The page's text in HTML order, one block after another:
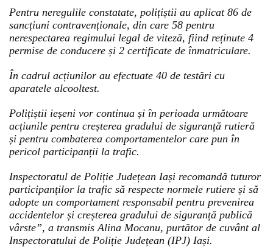
Pentru neregulile constatate, polițiștii au aplicat 86 de
sancțiuni contravenționale, din care 58 pentru
nerespectarea regimului legal de viteză, fiind reținute 4
permise de conducere și 2 certificate de înmatriculare.
În cadrul acțiunilor au efectuate 40 de testări cu
aparatele alcooltest.
Polițiștii ieșeni vor continua și în perioada următoare
acțiunile pentru creșterea gradului de siguranță rutieră
și pentru combaterea comportamentelor care pun în
pericol participanții la trafic.
Inspectoratul de Poliție Județean Iași recomandă tuturor
participanților la trafic să respecte normele rutiere și să
adopte un comportament responsabil pentru prevenirea
accidentelor și creșterea gradului de siguranță publică
vârste”, a transmis Alina Mocanu, purtător de cuvânt al
Inspectoratului de Poliție Județean (IPJ) Iași.